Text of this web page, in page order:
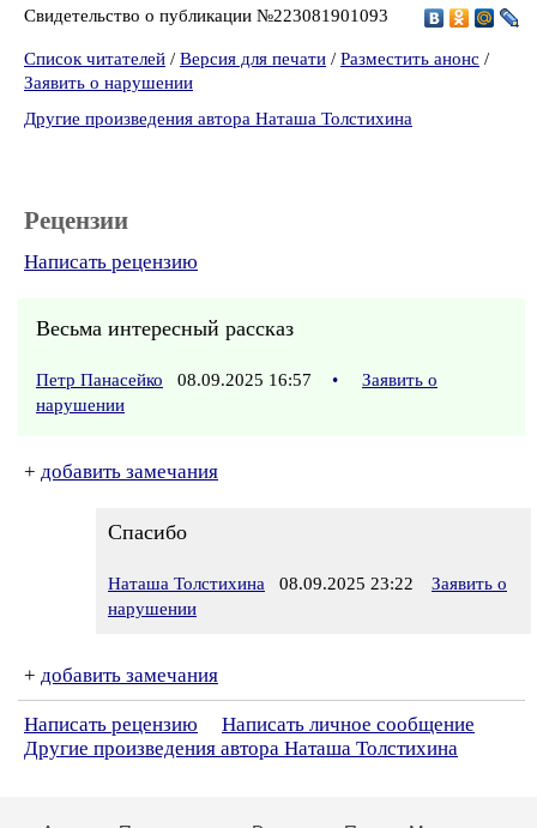
Свидетельство о публикации №223081901093
Список читателей / Версия для печати / Разместить анонс /
Заявить о нарушении
Другие произведения автора Наташа Толстихина
Рецензии
Написать рецензию
Весьма интересный рассказ
Петр Панасейко 08.09.2025 16:57 •
Заявить о
нарушении
+ добавить замечания
Спасибо
Наташа Толстихина 08.09.2025 23:22
Заявить о
нарушении
+ добавить замечания
Написать рецензию
Написать личное сообщение
Другие произведения автора Наташа Толстихина